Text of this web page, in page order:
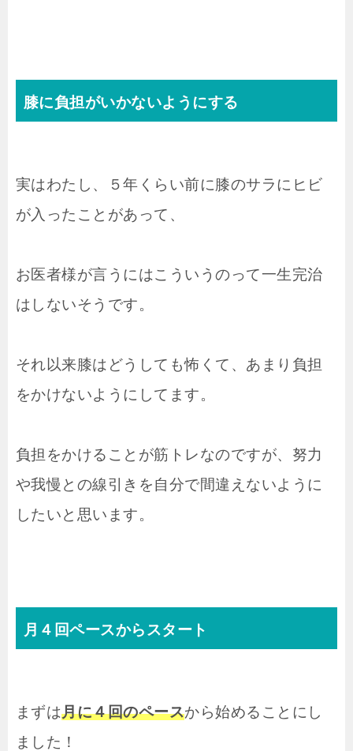
膝に負担がいかないようにする
実はわたし、５年くらい前に膝のサラにヒビ
が入ったことがあって、
お医者様が言うにはこういうのって一生完治
はしないそうです。
それ以来膝はどうしても怖くて、あまり負担
をかけないようにしてます。
負担をかけることが筋トレなのですが、努力
や我慢との線引きを自分で間違えないように
したいと思います。
月４回ペースからスタート
まずは月に４回のペースから始めることにし
ました！